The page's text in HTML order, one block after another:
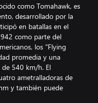
como Tomahawk, es
desarrollado por la
en batallas en el
como parte del
los "Flying
promedia y una
de 540 km/h. El
ametralladoras de
y también puede